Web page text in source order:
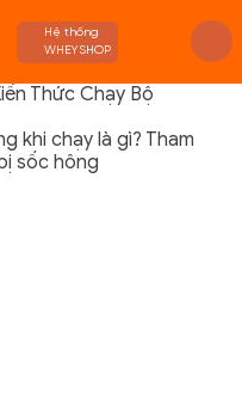
Hệ thống
WHEYSHOP
Thức Chạy Bộ
khi chạy là gì? Tham
sốc hông